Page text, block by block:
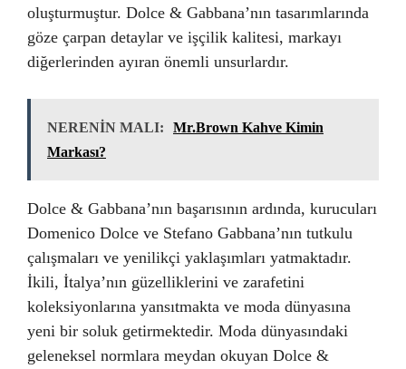
oluşturmuştur. Dolce & Gabbana’nın tasarımlarında
göze çarpan detaylar ve işçilik kalitesi, markayı
diğerlerinden ayıran önemli unsurlardır.
NERENİN MALI:
Mr.Brown Kahve Kimin
Markası?
Dolce & Gabbana’nın başarısının ardında, kurucuları
Domenico Dolce ve Stefano Gabbana’nın tutkulu
çalışmaları ve yenilikçi yaklaşımları yatmaktadır.
İkili, İtalya’nın güzelliklerini ve zarafetini
koleksiyonlarına yansıtmakta ve moda dünyasına
yeni bir soluk getirmektedir. Moda dünyasındaki
geleneksel normlara meydan okuyan Dolce &